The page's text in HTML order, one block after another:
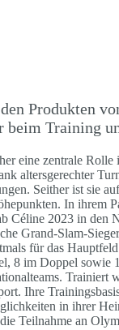
Produkten
beim Training
eine zentrale
altersgerechter
Seither ist sie
In ihrem
Céline 2023 in den
Grand-Slam-
für das
8 im Doppel sowie
Trainiert
Ihre
in ihrer
Teilnahme an